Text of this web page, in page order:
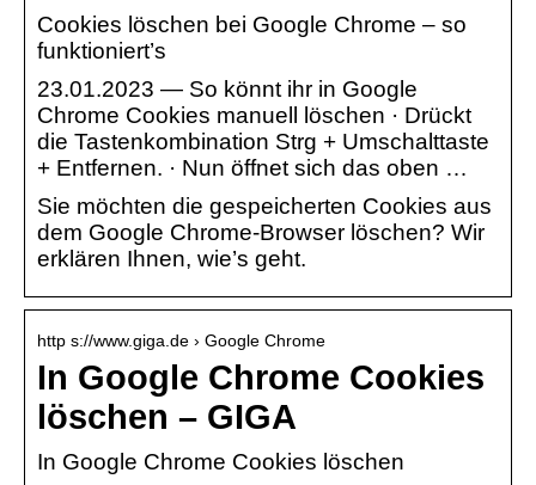
Cookies löschen bei Google Chrome – so
funktioniert’s
23.01.2023 — So könnt ihr in Google
Chrome Cookies manuell löschen · Drückt
die Tastenkombination Strg + Umschalttaste
+ Entfernen. · Nun öffnet sich das oben …
Sie möchten die gespeicherten Cookies aus
dem Google Chrome-Browser löschen? Wir
erklären Ihnen, wie’s geht.
http s://www.giga.de › Google Chrome
In Google Chrome Cookies
löschen – GIGA
In Google Chrome Cookies löschen